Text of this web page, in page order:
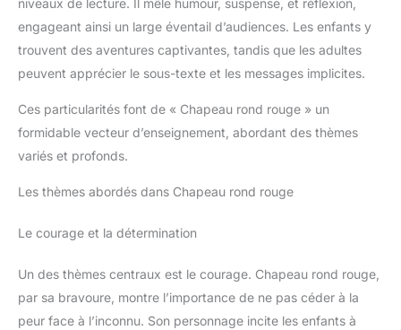
niveaux de lecture. Il mêle humour, suspense, et réflexion,
engageant ainsi un large éventail d’audiences. Les enfants y
trouvent des aventures captivantes, tandis que les adultes
peuvent apprécier le sous-texte et les messages implicites.
Ces particularités font de « Chapeau rond rouge » un
formidable vecteur d’enseignement, abordant des thèmes
variés et profonds.
Les thèmes abordés dans Chapeau rond rouge
Le courage et la détermination
Un des thèmes centraux est le courage. Chapeau rond rouge,
par sa bravoure, montre l’importance de ne pas céder à la
peur face à l’inconnu. Son personnage incite les enfants à